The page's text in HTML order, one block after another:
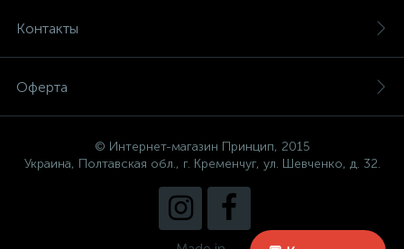
Контакты
Оферта
© Интернет-магазин Принцип, 2015
Украина, Полтавская обл., г. Кременчуг, ул. Шевченко, д. 32.